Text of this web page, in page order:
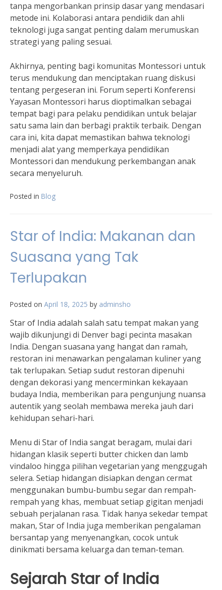
tanpa mengorbankan prinsip dasar yang mendasari
metode ini. Kolaborasi antara pendidik dan ahli
teknologi juga sangat penting dalam merumuskan
strategi yang paling sesuai.
Akhirnya, penting bagi komunitas Montessori untuk
terus mendukung dan menciptakan ruang diskusi
tentang pergeseran ini. Forum seperti Konferensi
Yayasan Montessori harus dioptimalkan sebagai
tempat bagi para pelaku pendidikan untuk belajar
satu sama lain dan berbagi praktik terbaik. Dengan
cara ini, kita dapat memastikan bahwa teknologi
menjadi alat yang memperkaya pendidikan
Montessori dan mendukung perkembangan anak
secara menyeluruh.
Posted in Blog
Star of India: Makanan dan
Suasana yang Tak
Terlupakan
Posted on April 18, 2025 by adminsho
Star of India adalah salah satu tempat makan yang
wajib dikunjungi di Denver bagi pecinta masakan
India. Dengan suasana yang hangat dan ramah,
restoran ini menawarkan pengalaman kuliner yang
tak terlupakan. Setiap sudut restoran dipenuhi
dengan dekorasi yang mencerminkan kekayaan
budaya India, memberikan para pengunjung nuansa
autentik yang seolah membawa mereka jauh dari
kehidupan sehari-hari.
Menu di Star of India sangat beragam, mulai dari
hidangan klasik seperti butter chicken dan lamb
vindaloo hingga pilihan vegetarian yang menggugah
selera. Setiap hidangan disiapkan dengan cermat
menggunakan bumbu-bumbu segar dan rempah-
rempah yang khas, membuat setiap gigitan menjadi
sebuah perjalanan rasa. Tidak hanya sekedar tempat
makan, Star of India juga memberikan pengalaman
bersantap yang menyenangkan, cocok untuk
dinikmati bersama keluarga dan teman-teman.
Sejarah Star of India